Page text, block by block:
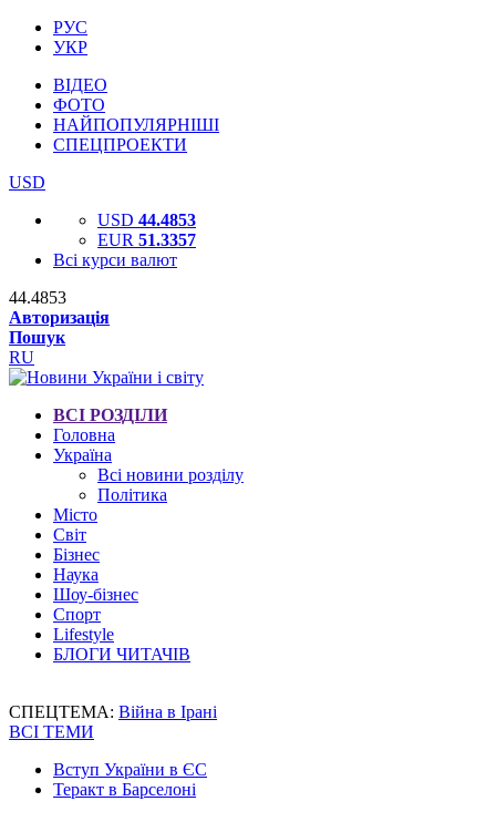
РУС
УКР
ВІДЕО
ФОТО
НАЙПОПУЛЯРНІШІ
СПЕЦПРОЕКТИ
USD
USD 44.4853
EUR 51.3357
Всі курси валют
44.4853
Авторизація
Пошук
RU
ВСІ РОЗДІЛИ
Головна
Україна
Всі новини розділу
Політика
Місто
Світ
Бізнес
Наука
Шоу-бізнес
Спорт
Lifestyle
БЛОГИ ЧИТАЧІВ
СПЕЦТЕМА: Війна в Ірані
ВСІ ТЕМИ
Вступ України в ЄС
Теракт в Барселоні